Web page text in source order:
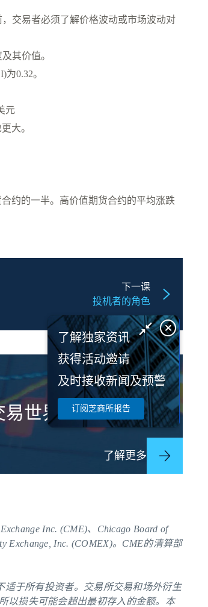
交易者必须了解价格波动或市场波动对
其价值。
0.32。
元
大。
约的一半。高价值期货合约的平均涨跌
下一课
投机者的角色
易世界。
了解更多
Inc. (CME)、Chicago Board of
Exchange, Inc. (COMEX)。 CME的清算部
适于所有投资者。交易所交易和场外衍生
以损失可能会超出最初存入的金额。本
了解独家资讯
获得活动邀请
及时接收新闻及预警
订阅芝商所报告